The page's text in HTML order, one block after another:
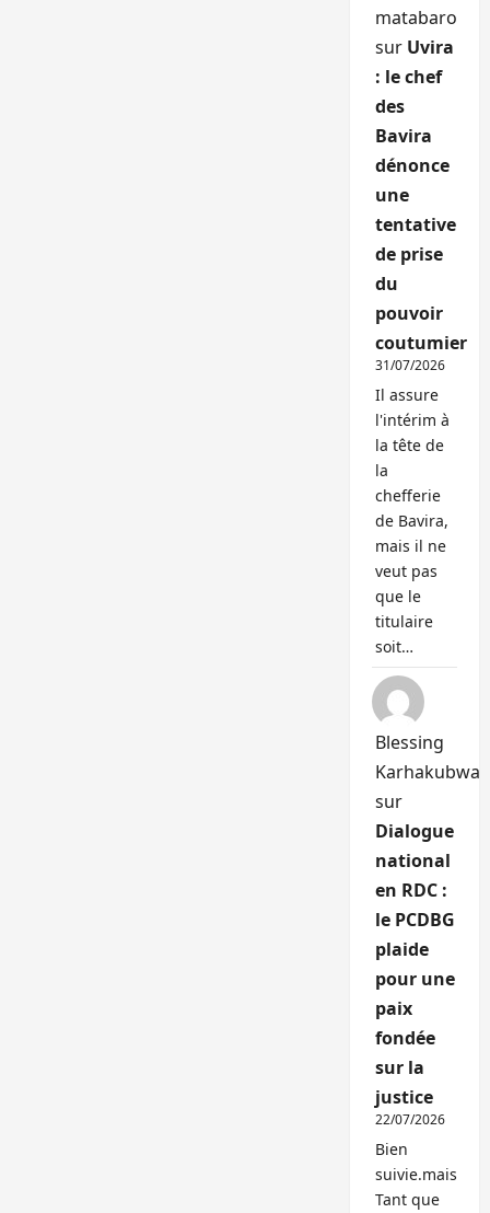
matabaro
sur Uvira
: le chef
des
Bavira
dénonce
une
tentative
de prise
du
pouvoir
coutumier
31/07/2026
Il assure
l'intérim à
la tête de
la
chefferie
de Bavira,
mais il ne
veut pas
que le
titulaire
soit…
Blessing
Karhakubwa
sur
Dialogue
national
en RDC :
le PCDBG
plaide
pour une
paix
fondée
sur la
justice
22/07/2026
Bien
suivie.mais
Tant que